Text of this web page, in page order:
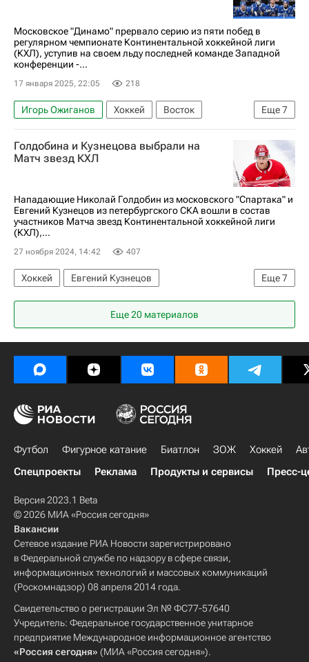
Московское "Динамо" прервало серию из пяти побед в
регулярном чемпионате Континентальной хоккейной лиги
(КХЛ), уступив на своем льду последней команде Западной
конференции -...
17 января 2025, 22:05 218
Еще7
Игорь Ожиганов Хоккей
Восток
Москва
Спорт
Артём Волков
Александр Кадейкин
ХК Динамо (Москва)
Голдобина и Кузнецова выбрали на
Матч звезд КХЛ
Нападающие Николай Голдобин из московского "Спартака" и
Евгений Кузнецов из петербургского СКА вошли в состав
участников Матча звезд Континентальной хоккейной лиги
(КХЛ),...
27 ноября 2024, 14:42 407
Еще7
Хоккей
Евгений Кузнецов
Николай Голдобин
Даниил Исаев
ХК Динамо (Москва)
ХК Спартак (Москва)
СКА (Санкт-Петербург)
Спорт
КХЛ 2025-2026
Еще 20 материалов
Футбол Фигурное катание Биатлон ЗОЖ Хоккей
Спецпроекты
Реклама Продукты и сервисы Пресс-
Версия 2023.1 Beta
© 2026 МИА «Россия сегодня»
Вакансии
Сетевое издание РИА Новости зарегистрировано
в Федеральной службе по надзору в сфере связи,
информационных технологий и массовых коммуникаций
(Роскомнадзор) 08 апреля 2014 года.
Свидетельство о регистрации Эл № ФС77-57640
Учредитель: Федеральное государственное унитарное
предприятие Международное информационное агентство
«Россия сегодня» (МИА «Россия сегодня»).